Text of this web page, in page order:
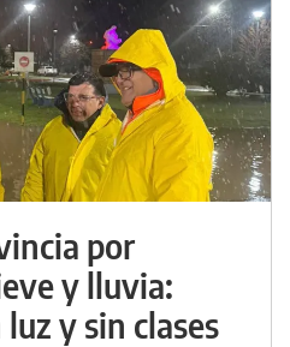
por
y lluvia:
y sin clases